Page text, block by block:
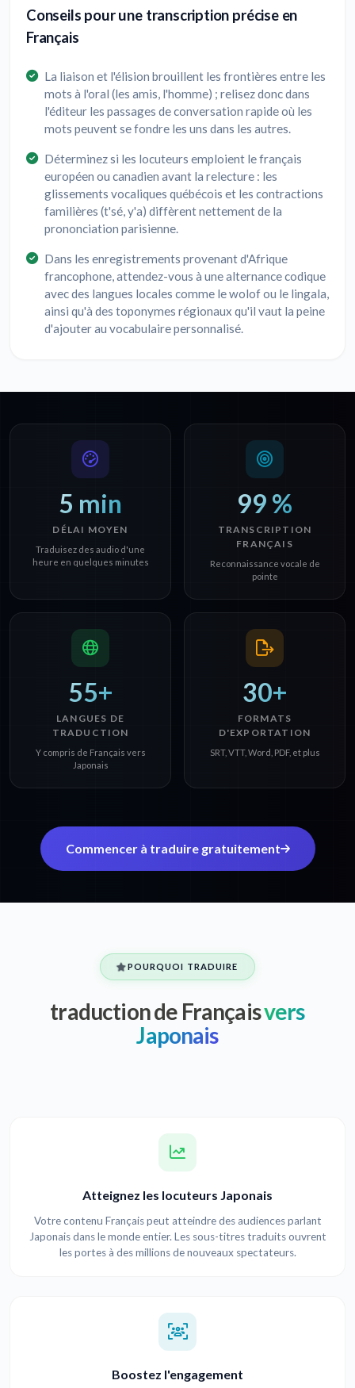
Conseils pour une transcription précise en
Français
La liaison et l'élision brouillent les frontières entre les
mots à l'oral (les amis, l'homme) ; relisez donc dans
l'éditeur les passages de conversation rapide où les
mots peuvent se fondre les uns dans les autres.
Déterminez si les locuteurs emploient le français
européen ou canadien avant la relecture : les
glissements vocaliques québécois et les contractions
familières (t'sé, y'a) diffèrent nettement de la
prononciation parisienne.
Dans les enregistrements provenant d'Afrique
francophone, attendez-vous à une alternance codique
avec des langues locales comme le wolof ou le lingala,
ainsi qu'à des toponymes régionaux qu'il vaut la peine
d'ajouter au vocabulaire personnalisé.
5 min
DÉLAI MOYEN
Traduisez des audio d'une
heure en quelques minutes
99 %
TRANSCRIPTION
FRANÇAIS
Reconnaissance vocale de
pointe
55+
LANGUES DE
TRADUCTION
Y compris de Français vers
Japonais
30+
FORMATS
D'EXPORTATION
SRT, VTT, Word, PDF, et plus
Commencer à traduire gratuitement
POURQUOI TRADUIRE
traduction de Françaisvers
Japonais
Atteignez les locuteurs Japonais
Votre contenu Français peut atteindre des audiences parlant
Japonais dans le monde entier. Les sous-titres traduits ouvrent
les portes à des millions de nouveaux spectateurs.
Boostez l'engagement